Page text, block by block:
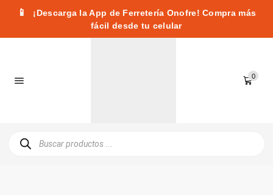
📱
¡Descarga la App de Ferretería Onofre! Compra más
fácil desde tu celular
0